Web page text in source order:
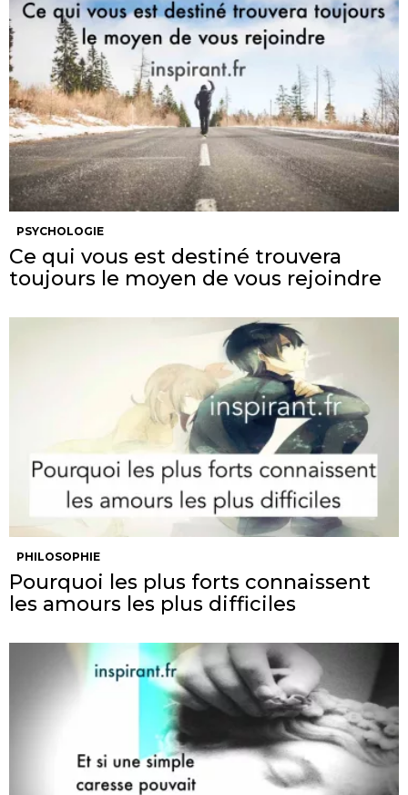
PSYCHOLOGIE
Ce qui vous est destiné trouvera
toujours le moyen de vous rejoindre
PHILOSOPHIE
Pourquoi les plus forts connaissent
les amours les plus difficiles